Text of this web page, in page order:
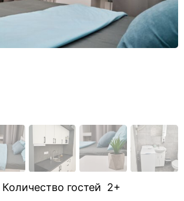
Количество гостей 2+